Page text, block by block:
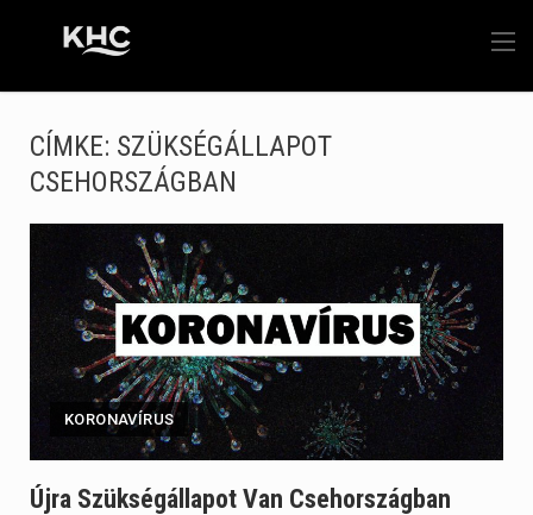
CÍMKE: SZÜKSÉGÁLLAPOT
CSEHORSZÁGBAN
KORONAVÍRUS
Újra Szükségállapot Van Csehországban